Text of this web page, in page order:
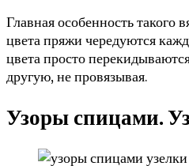
Главная особенность такого
цвета пряжи чередуются
цвета просто
другую, не провязывая.
Узоры спицами.